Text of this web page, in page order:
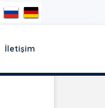
İletişim